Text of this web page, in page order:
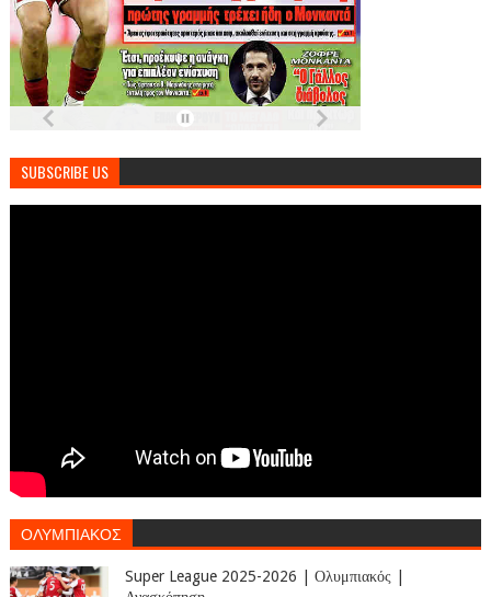
SUBSCRIBE US
ΟΛΥΜΠΙΑΚΟΣ
Super League 2025-2026 | Ολυμπιακός |